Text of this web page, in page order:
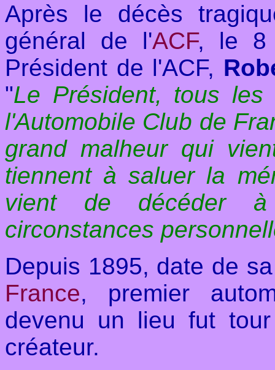
Après le décès
général de l'ACF, le 8
Président de l'ACF,
"Le Président, tous
l'Automobile Club de
grand malheur qui
tiennent à saluer la
vient de décéder
circonstances
Depuis 1895, date de
France, premier
devenu un lieu fut
créateur.